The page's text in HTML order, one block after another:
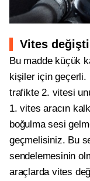
Vites
Bu madde küçük
kişiler için geçerli.
trafikte 2. vitesi
1. vites aracın
boğulma sesi
geçmelisiniz. Bu
sendelemesinin
araçlarda vites